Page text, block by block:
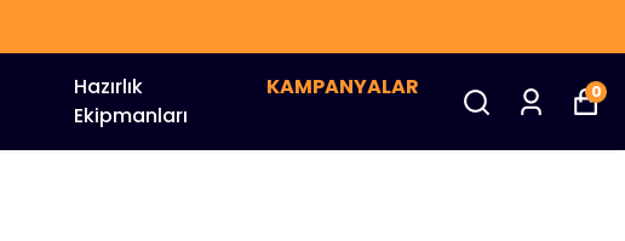
Hazırlık
Ekipmanları
KAMPANYALAR 0